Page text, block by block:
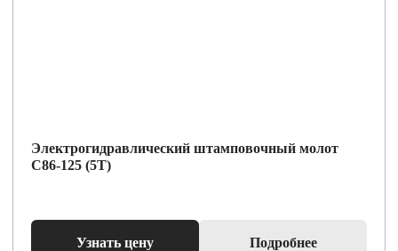
Электрогидравлический штамповочный молот
С86-125 (5Т)
Узнать цену Подробнее